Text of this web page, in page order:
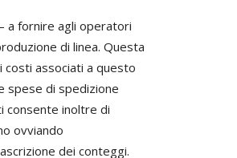
a fornire agli operatori
di linea. Questa
associati a questo
spese di spedizione
consente inoltre di
ovviando
dei conteggi.